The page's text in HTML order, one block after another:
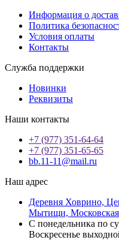
Информация о
Политика
Условия оплаты
Контакты
Служба поддержки
Новинки
Реквизиты
Наши контакты
+7 (977) 351-64-64
+7 (977) 351-65-65
bb.11-11@mail.ru
Наш адрес
Деревня Ховрино,
Мытищи, Московская
С понедельника по
Воскресенье